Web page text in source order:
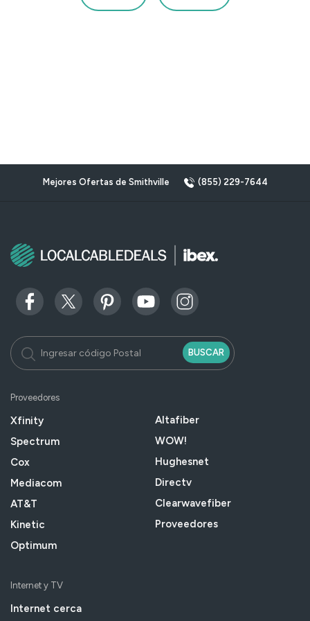
Mejores Ofertas de Smithville (855) 229-7644
BUSCAR
Proveedores
Xfinity
Spectrum
Cox
Mediacom
AT&T
Kinetic
Optimum
Altafiber
WOW!
Hughesnet
Directv
Clearwavefiber
Proveedores
Internet y TV
Internet cerca